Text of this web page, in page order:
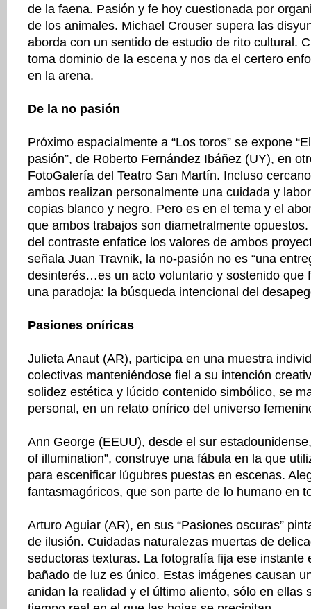
de la faena. Pasión y fe hoy cuestionada por
de los animales. Michael Crouser supera las
aborda con un sentido de estudio de rito cultural.
toma dominio de la escena y nos da el certero
en la arena.
De la no pasión
Próximo espacialmente a “Los toros” se expone
pasión”, de Roberto Fernández Ibáñez (UY), en
FotoGalería del Teatro San Martín. Incluso
ambos realizan personalmente una cuidada y
copias blanco y negro. Pero es en el tema y el
que ambos trabajos son diametralmente
del contraste enfatice los valores de ambos
señala Juan Travnik, la no-pasión no es “una
desinterés…es un acto voluntario y sostenido que
una paradoja: la búsqueda intencional del
Pasiones oníricas
Julieta Anaut (AR), participa en una muestra
colectivas manteniéndose fiel a su intención
solidez estética y lúcido contenido simbólico, se
personal, en un relato onírico del universo
Ann George (EEUU), desde el sur
of illumination”, construye una fábula en la que
para escenificar lúgubres puestas en escenas.
fantasmagóricos, que son parte de lo humano en
Arturo Aguiar (AR), en sus “Pasiones oscuras”
de ilusión. Cuidadas naturalezas muertas de
seductoras texturas. La fotografía fija ese instante
bañado de luz es único. Estas imágenes causan
anidan la realidad y el último aliento, sólo en ellas